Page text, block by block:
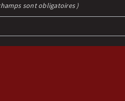
sont obligatoires )